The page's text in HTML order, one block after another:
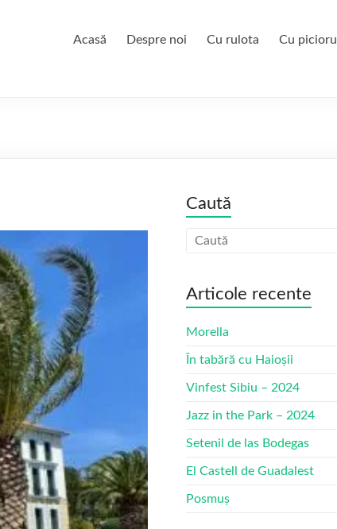
Acasă Despre noi Cu rulota Cu piciorul
Caută
Articole recente
Morella
În tabără cu Haioșii
Vinfest Sibiu – 2024
Jazz in the Park – 2024
Setenil de las Bodegas
El Castell de Guadalest
Posmuș